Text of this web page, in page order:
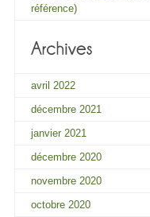
référence)
avril 2022
décembre 2021
janvier 2021
décembre 2020
novembre 2020
octobre 2020